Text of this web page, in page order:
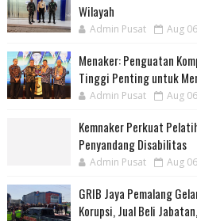
Wilayah
Admin Pusat Aug
Menaker: Penguatan
Tinggi Penting untuk
Admin Pusat Aug
Kemnaker Perkuat
Penyandang Disabilitas
Admin Pusat Aug
GRIB Jaya Pemalang
Korupsi, Jual Beli